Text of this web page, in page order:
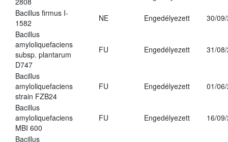
Bacillus firmus I-
1582
NE Engedélyezett
30/
Bacillus
amyloliquefaciens
subsp. plantarum
D747
FU Engedélyezett 31/
Bacillus
amyloliquefaciens
strain FZB24
FU Engedélyezett 01/
Bacillus
amyloliquefaciens
MBI 600
FU Engedélyezett 16/
Bacillus